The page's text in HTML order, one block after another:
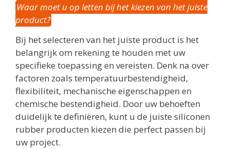
Waar moet u op letten bij het kiezen van het juiste
product?
Bij het selecteren van het juiste product is het
belangrijk om rekening te houden met uw
specifieke toepassing en vereisten. Denk na over
factoren zoals temperatuurbestendigheid,
flexibiliteit, mechanische eigenschappen en
chemische bestendigheid. Door uw behoeften
duidelijk te definiëren, kunt u de juiste siliconen
rubber producten kiezen die perfect passen bij
uw project.